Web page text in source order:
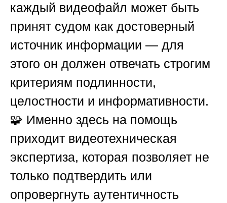
каждый видеофайл может быть
принят судом как достоверный
источник информации — для
этого он должен отвечать строгим
критериям подлинности,
целостности и информативности.
🧩 Именно здесь на помощь
приходит видеотехническая
экспертиза, которая позволяет не
только подтвердить или
опровергнуть аутентичность